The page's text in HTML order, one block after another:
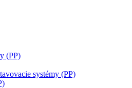
(PP)
systémy (PP)